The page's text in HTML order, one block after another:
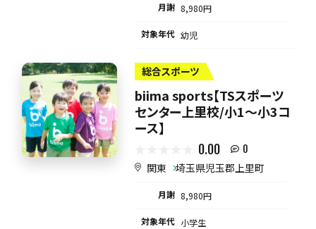
月謝 8,980円
対象年代 幼児
総合スポーツ
biima sports【TSスポーツ
センター上里校/小1〜小3コ
ース】
0.00 0
関東 埼玉県児玉郡上里町
月謝 8,980円
対象年代 小学生